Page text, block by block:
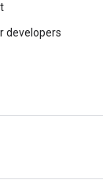
developers